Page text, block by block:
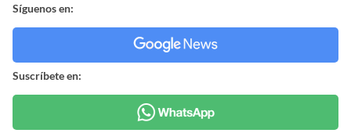
Síguenos en:
Suscríbete en: